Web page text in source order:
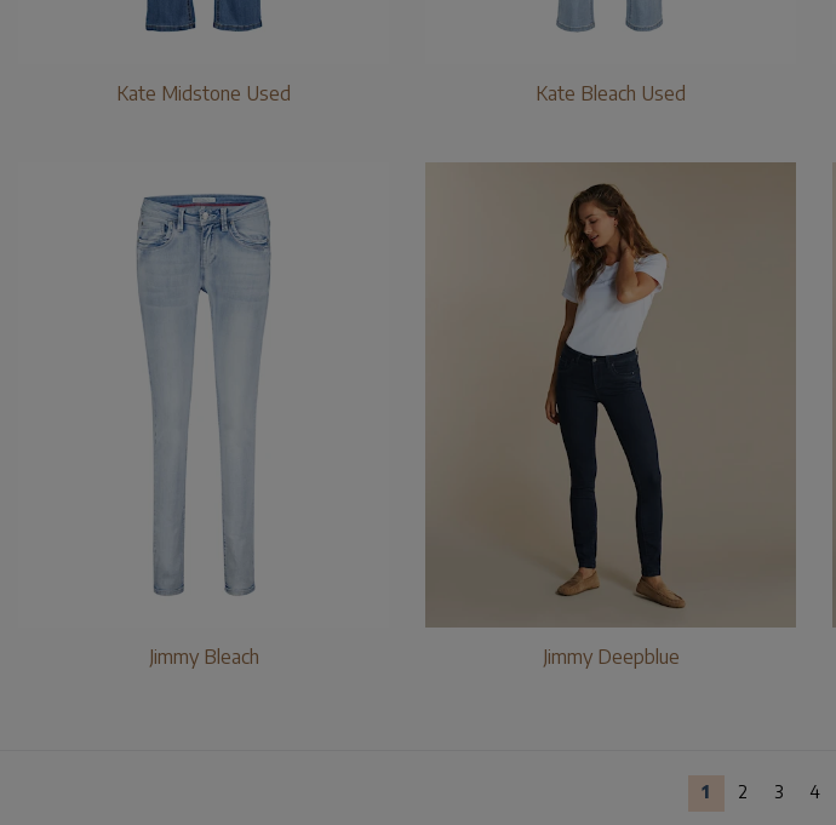
Kate Midstone Used Kate Bleach Used
Jimmy Bleach Jimmy Deepblue
1 2 3 4